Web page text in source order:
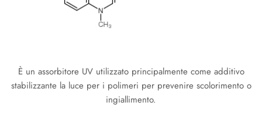
È un assorbitore UV utilizzato principalmente come additivo
stabilizzante la luce per i polimeri per prevenire scolorimento o
ingiallimento.